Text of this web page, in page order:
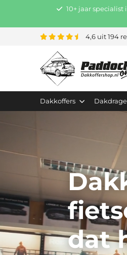
10+ jaar
4,6 uit 194
Dakkoffers
dat